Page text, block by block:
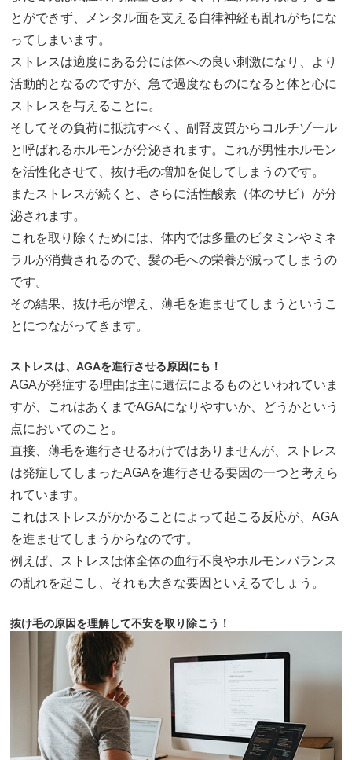
とができず、メンタル面を支える自律神経も乱れがちにな
ってしまいます。
ストレスは適度にある分には体への良い刺激になり、より
活動的となるのですが、急で過度なものになると体と心に
ストレスを与えることに。
そしてその負荷に抵抗すべく、副腎皮質からコルチゾール
と呼ばれるホルモンが分泌されます。これが男性ホルモン
を活性化させて、抜け毛の増加を促してしまうのです。
またストレスが続くと、さらに活性酸素（体のサビ）が分
泌されます。
これを取り除くためには、体内では多量のビタミンやミネ
ラルが消費されるので、髪の毛への栄養が減ってしまうの
です。
その結果、抜け毛が増え、薄毛を進ませてしまうというこ
とにつながってきます。
ストレスは、AGAを進行させる原因にも！
AGAが発症する理由は主に遺伝によるものといわれていま
すが、これはあくまでAGAになりやすいか、どうかという
点においてのこと。
直接、薄毛を進行させるわけではありませんが、ストレス
は発症してしまったAGAを進行させる要因の一つと考えら
れています。
これはストレスがかかることによって起こる反応が、AGA
を進ませてしまうからなのです。
例えば、ストレスは体全体の血行不良やホルモンバランス
の乱れを起こし、それも大きな要因といえるでしょう。
抜け毛の原因を理解して不安を取り除こう！